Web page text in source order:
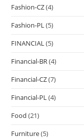
Fashion-CZ(4)
Fashion-PL(5)
FINANCIAL(5)
Financial-BR(4)
Financial-CZ(7)
Financial-PL(4)
Food (21)
Furniture(5)